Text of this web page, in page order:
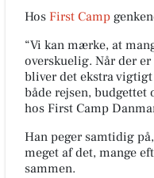
Hos First Camp
“Vi kan mærke, at
overskuelig. Når der
bliver det ekstra
både rejsen, budgettet
hos First Camp
Han peger samtidig
meget af det, mange
sammen.